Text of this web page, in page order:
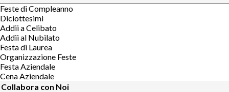
Feste di Compleanno
Diciottesimi
Addii a Celibato
Addii al Nubilato
Festa di Laurea
Organizzazione Feste
Festa Aziendale
Cena Aziendale
Collabora con Noi